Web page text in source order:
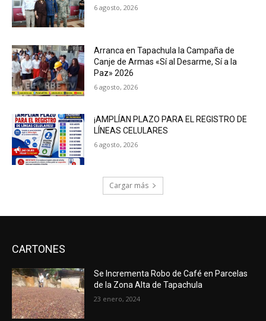
6 agosto, 2026
Arranca en Tapachula la Campaña de
Canje de Armas «Sí al Desarme, Sí a la
Paz» 2026
6 agosto, 2026
¡AMPLÍAN PLAZO PARA EL REGISTRO DE
LÍNEAS CELULARES
6 agosto, 2026
Cargar más
CARTONES
Se Incrementa Robo de Café en Parcelas
de la Zona Alta de Tapachula
23 enero, 2024